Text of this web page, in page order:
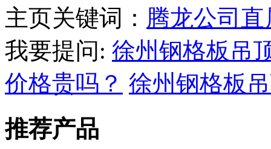
主页关键词： 腾龙公司
我要提问: 徐州钢格板吊
价格贵吗？ 徐州钢格板
推荐产品